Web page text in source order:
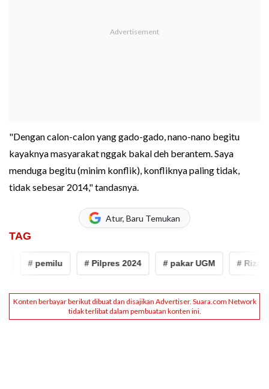
"Dengan calon-calon yang gado-gado, nano-nano begitu
kayaknya masyarakat nggak bakal deh berantem. Saya
menduga begitu (minim konflik), konfliknya paling tidak,
tidak sebesar 2014," tandasnya.
Atur, Baru Temukan
TAG
# pemilu # Pilpres 2024 # pakar UGM # Riza